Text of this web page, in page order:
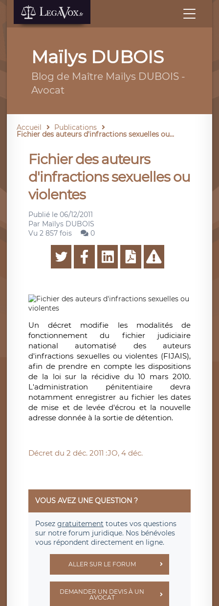
Maïlys DUBOIS
Blog de Maître Maïlys DUBOIS -
Avocat
Accueil Publications
Fichier des auteurs d'infractions sexuelles ou...
Fichier des auteurs
d'infractions sexuelles ou
violentes
Publié le 06/12/2011
Par Maïlys DUBOIS
Vu 2 857 fois
0
Un décret modifie les modalités de
fonctionnement du fichier judiciaire
national automatisé des auteurs
d'infractions sexuelles ou violentes (FIJAIS),
afin de prendre en compte les dispositions
de la loi sur la récidive du 10 mars 2010.
L'administration pénitentiaire devra
notamment enregistrer au fichier les dates
de mise et de levée d'écrou et la nouvelle
adresse donnée à la sortie de détention.
Décret du 2 déc. 2011 :JO, 4 déc.
VOUS AVEZ UNE QUESTION ?
Posez gratuitement toutes vos questions
sur notre forum juridique. Nos bénévoles
vous répondent directement en ligne.
ALLER SUR LE FORUM
DEMANDER UN DEVIS À UN
AVOCAT